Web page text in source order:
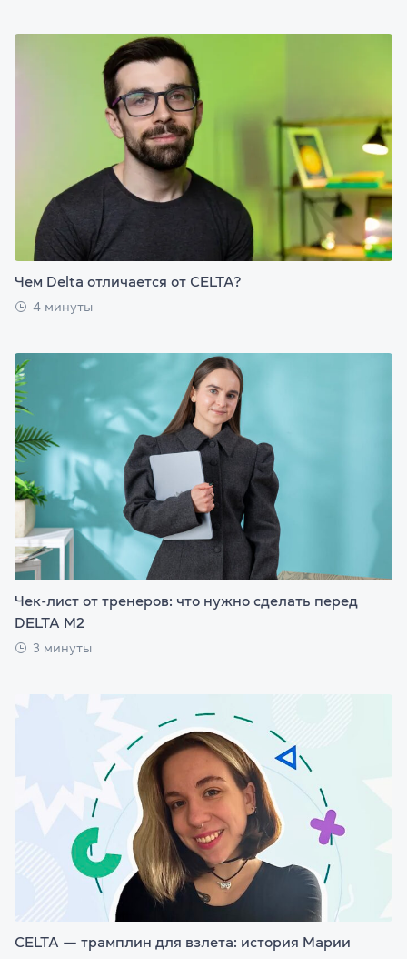
Чем Delta отличается от CELTA?
4 минуты
Чек-лист от тренеров: что нужно сделать перед
DELTA M2
3 минуты
CELTA — трамплин для взлета: история Марии